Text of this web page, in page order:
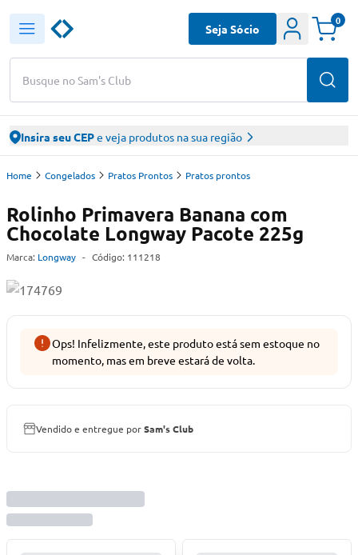
Busque no Sam's Club
Seja Sócio
0
Insira seu CEPe veja produtos na sua região
Home Congelados Pratos Prontos Pratos prontos
Rolinho Primavera Banana com
Chocolate Longway Pacote 225g
Marca: Longway - Código: 111218
Ops! Infelizmente, este produto está sem estoque no
momento, mas em breve estará de volta.
Vendido e entregue porSam's Club